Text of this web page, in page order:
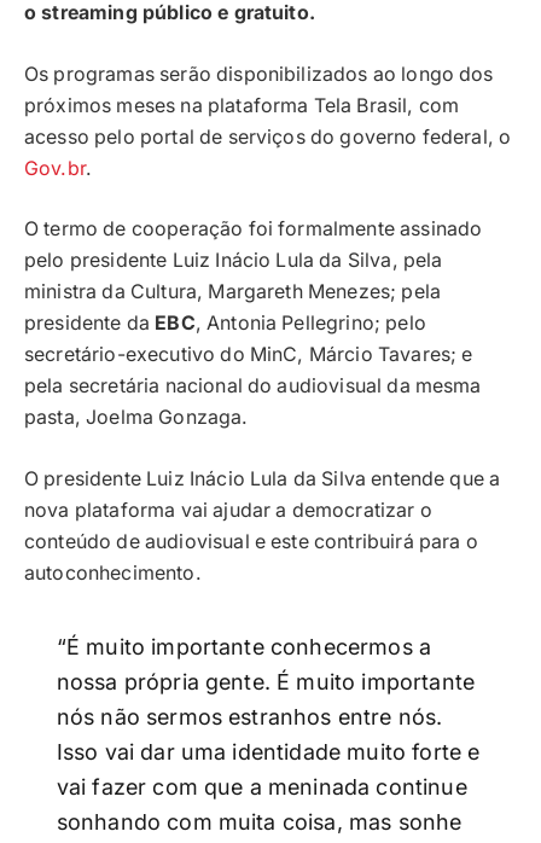
o streaming público e gratuito.
Os programas serão disponibilizados ao longo dos
próximos meses na plataforma Tela Brasil, com
acesso pelo portal de serviços do governo federal, o
Gov.br.
O termo de cooperação foi formalmente assinado
pelo presidente Luiz Inácio Lula da Silva, pela
ministra da Cultura, Margareth Menezes; pela
presidente da EBC, Antonia Pellegrino; pelo
secretário-executivo do MinC, Márcio Tavares; e
pela secretária nacional do audiovisual da mesma
pasta, Joelma Gonzaga.
O presidente Luiz Inácio Lula da Silva entende que a
nova plataforma vai ajudar a democratizar o
conteúdo de audiovisual e este contribuirá para o
autoconhecimento.
“É muito importante conhecermos a
nossa própria gente. É muito importante
nós não sermos estranhos entre nós.
Isso vai dar uma identidade muito forte e
vai fazer com que a meninada continue
sonhando com muita coisa, mas sonhe